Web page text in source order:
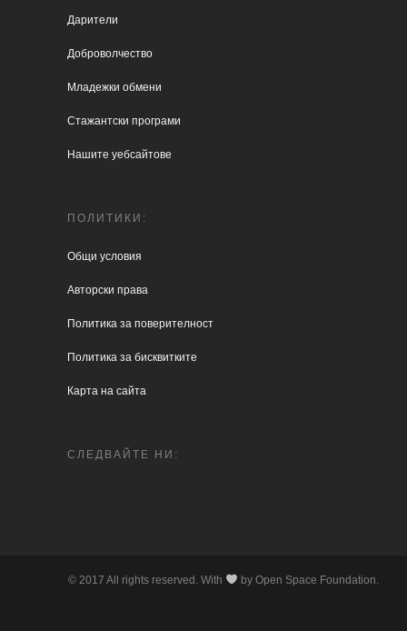
Дарители
Доброволчество
Младежки обмени
Стажантски програми
Нашите уебсайтове
ПОЛИТИКИ:
Общи условия
Aвторски права
Политика за поверителност
Политика за бисквитките
Карта на сайта
СЛЕДВАЙТЕ НИ:
© 2017 All rights reserved. With by Open Space Foundation.